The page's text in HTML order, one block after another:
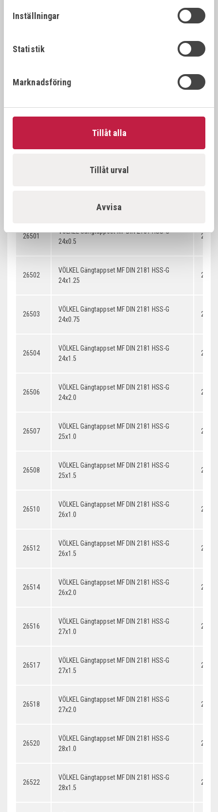
Inställningar
Statistik
Marknadsföring
Tillåt alla
Tillåt urval
Avvisa
26396
22x2.0
26397
26501
VÖLKEL Gängtappset MF DIN 2181 HSS-G
24x0.5
26502
VÖLKEL Gängtappset MF DIN 2181 HSS-G
24x1.25
26503
VÖLKEL Gängtappset MF DIN 2181 HSS-G
24x0.75
26504
VÖLKEL Gängtappset MF DIN 2181 HSS-G
24x1.5
26506
VÖLKEL Gängtappset MF DIN 2181 HSS-G
24x2.0
26507
VÖLKEL Gängtappset MF DIN 2181 HSS-G
25x1.0
26508
VÖLKEL Gängtappset MF DIN 2181 HSS-G
25x1.5
26510
VÖLKEL Gängtappset MF DIN 2181 HSS-G
26x1.0
26512
VÖLKEL Gängtappset MF DIN 2181 HSS-G
26x1.5
26514
VÖLKEL Gängtappset MF DIN 2181 HSS-G
26x2.0
26516
VÖLKEL Gängtappset MF DIN 2181 HSS-G
27x1.0
26517
VÖLKEL Gängtappset MF DIN 2181 HSS-G
27x1.5
26518
VÖLKEL Gängtappset MF DIN 2181 HSS-G
27x2.0
26520
VÖLKEL Gängtappset MF DIN 2181 HSS-G
28x1.0
26522
VÖLKEL Gängtappset MF DIN 2181 HSS-G
28x1.5